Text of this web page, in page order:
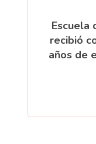
Escuela
recibió
años de